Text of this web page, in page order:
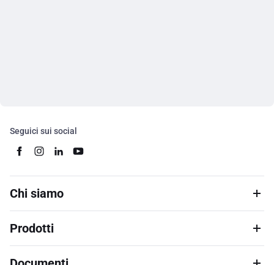
Seguici sui social
Chi siamo
Prodotti